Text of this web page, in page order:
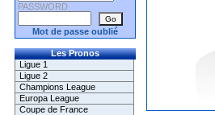
PASSWORD
Mot de passe oublié
Les Pronos
Ligue 1
Ligue 2
Champions League
Europa League
Coupe de France